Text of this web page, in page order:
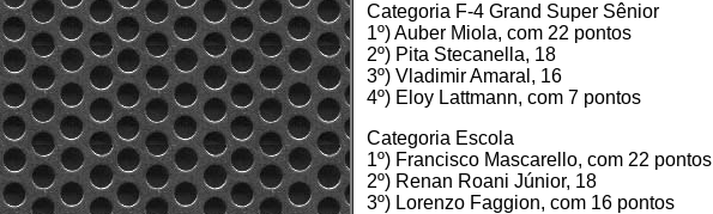
Categoria F-4 Grand Super Sênior
1º) Auber Miola, com 22 pontos
2º) Pita Stecanella, 18
3º) Vladimir Amaral, 16
4º) Eloy Lattmann, com 7 pontos
Categoria Escola
1º) Francisco Mascarello, com 22 pontos
2º) Renan Roani Júnior, 18
3º) Lorenzo Faggion, com 16 pontos